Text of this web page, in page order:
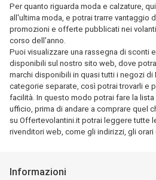
Per quanto riguarda moda e calzature,
all'ultima moda, e potrai trarre vantaggio
promozioni e offerte pubblicati nei
corso dell'anno.
Puoi visualizzare una rassegna di sconti
disponibili sul nostro sito web, dove
marchi disponibili in quasi tutti i negozi di
categorie separate, così potrai trovarli e
facilità. In questo modo potrai fare la
ufficio, prima di andare a comprare quel
su Offertevolantini.it potrai leggere tutte
rivenditori web, come gli indirizzi, gli
Informazioni